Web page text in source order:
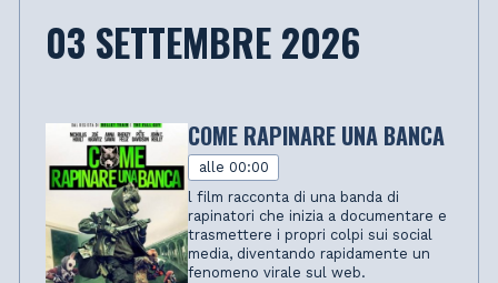
03 SETTEMBRE 2026
COME RAPINARE UNA BANCA
alle 00:00
l film racconta di una banda di
rapinatori che inizia a documentare e
trasmettere i propri colpi sui social
media, diventando rapidamente un
fenomeno virale sul web.